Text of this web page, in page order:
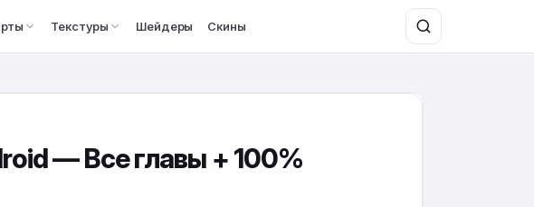
Текстуры Шейдеры Скины
— Все главы + 100%